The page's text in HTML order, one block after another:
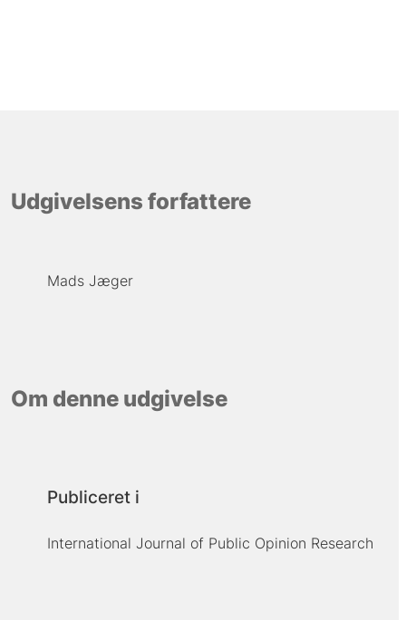
Udgivelsens forfattere
Mads Jæger
Om denne udgivelse
Publiceret i
International Journal of Public Opinion Research